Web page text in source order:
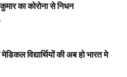
का कोरोना से निधन
विद्यार्थियों की अब हो भारत मे